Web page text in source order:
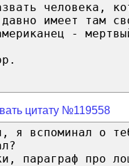
человека,
имеет там
-
цитату №119558
я вспоминал о
параграф про